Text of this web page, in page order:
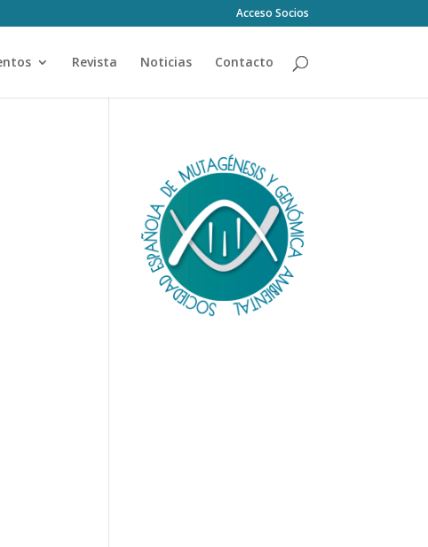
Acceso Socios
Revista Noticias Contacto